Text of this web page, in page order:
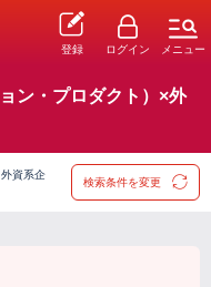
登録 ログイン メニュー
ン・プロダクト）×外
資系企
検索条件を変更